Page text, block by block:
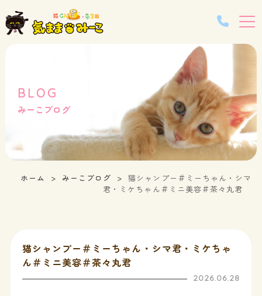
BLOG
みーこブログ
ホーム みーこブログ
猫シャンプー＃ミーちゃん・シマ
君・ミケちゃん＃ミニ美容＃茶々丸君
猫シャンプー＃ミーちゃん・シマ君・ミケちゃ
ん＃ミニ美容＃茶々丸君
2026.06.28